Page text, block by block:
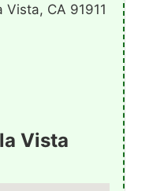
Vista, CA 91911
Vista